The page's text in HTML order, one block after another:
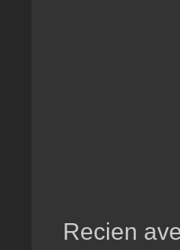
Recien